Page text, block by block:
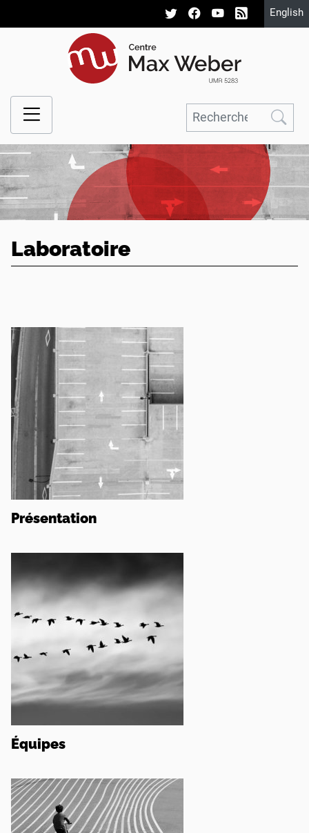
English
Laboratoire
Présentation
Équipes